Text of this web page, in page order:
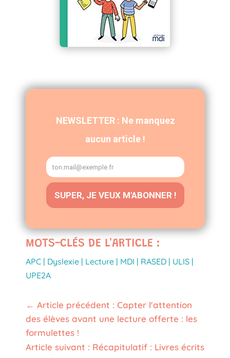
MOTS-CLÉS DE L'ARTICLE :
APC| Dyslexie| Lecture| MDI | RASED| ULIS|
UPE2A
← Article précédent : Capter l'attention
des élèves avant une lecture offerte : les
formulettes !
Article suivant : Récapitulatif : Livres écrits